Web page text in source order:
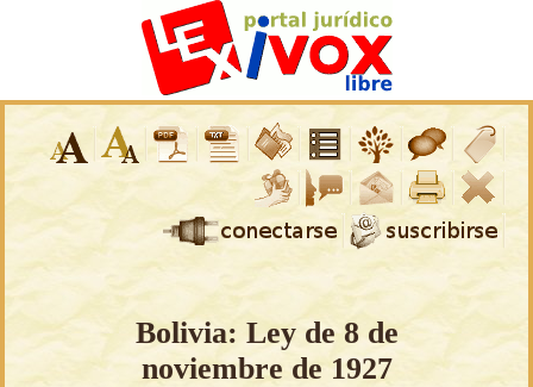
Bolivia: Ley de 8 de
noviembre de 1927